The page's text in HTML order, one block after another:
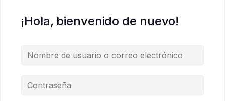
¡Hola, bienvenido de nuevo!